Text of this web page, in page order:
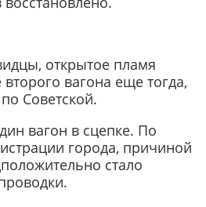
открытое пламя
вагона еще тогда,
Советской.
вагон в сцепке. По
города, причиной
стало